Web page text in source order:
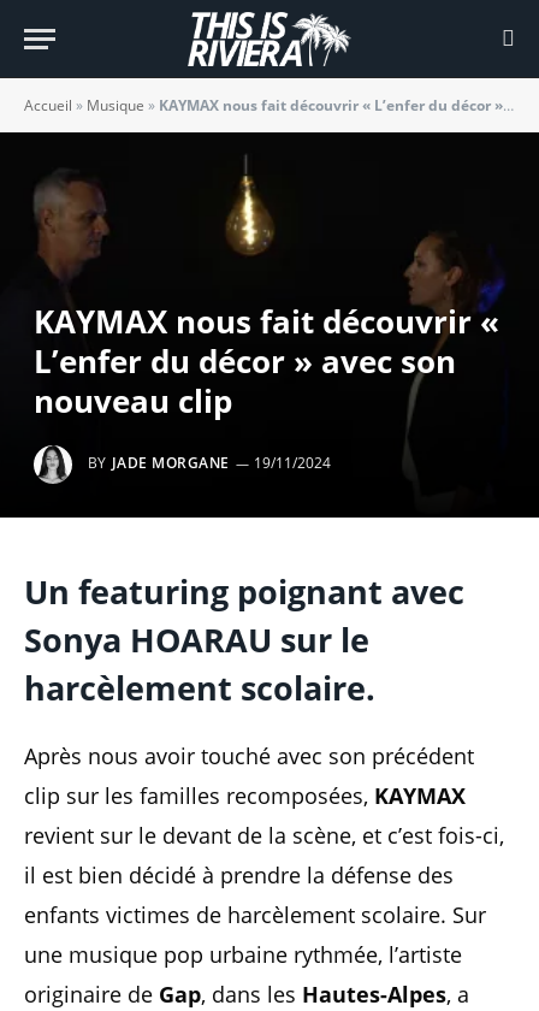
Accueil » Musique » KAYMAX nous fait découvrir « L’enfer du décor » avec son nouveau clip
KAYMAX nous fait découvrir «
L’enfer du décor » avec son
nouveau clip
BY JADE MORGANE 19/11/2024
Un featuring poignant avec
Sonya HOARAU sur le
harcèlement scolaire.
Après nous avoir touché avec son précédent
clip sur les familles recomposées, KAYMAX
revient sur le devant de la scène, et c’est fois-ci,
il est bien décidé à prendre la défense des
enfants victimes de harcèlement scolaire. Sur
une musique pop urbaine rythmée, l’artiste
originaire de Gap, dans les Hautes-Alpes, a